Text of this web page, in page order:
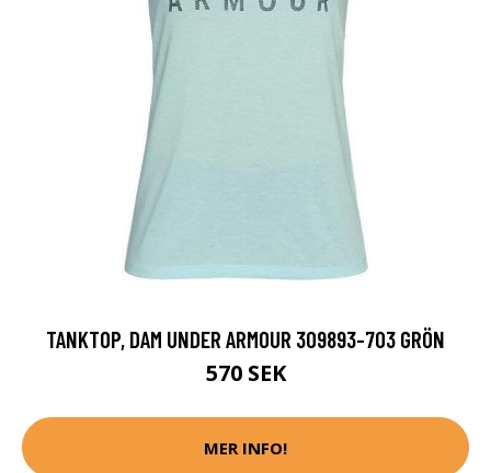
TANKTOP, DAM UNDER ARMOUR 309893-703 GRÖN
570 SEK
MER INFO!